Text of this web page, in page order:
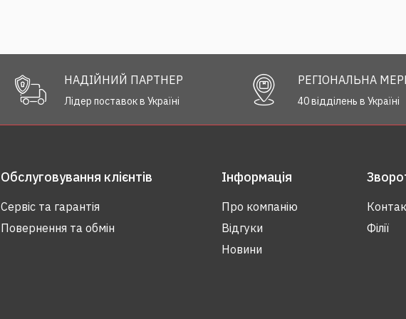
НАДІЙНИЙ ПАРТНЕР
Лідер поставок в Україні
РЕГІОНАЛЬНА
40 відділень в Україні
Обслуговування клієнтів
Сервіс та гарантія
Повернення та обмін
Інформація
Про компанію
Відгуки
Новини
Філії